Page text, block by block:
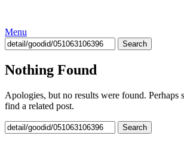
Menu
Search
Nothing Found
Apologies, but no results were found. Perhaps
find a related post.
Search